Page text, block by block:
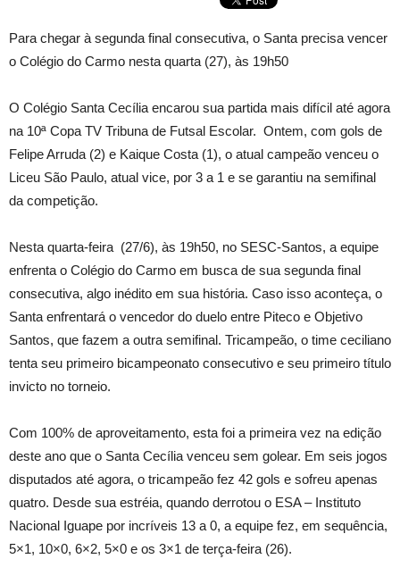
Para chegar à segunda final consecutiva, o Santa precisa vencer
o Colégio do Carmo nesta quarta (27), às 19h50
O Colégio Santa Cecília encarou sua partida mais difícil até agora
na 10ª Copa TV Tribuna de Futsal Escolar. Ontem, com gols de
Felipe Arruda (2) e Kaique Costa (1), o atual campeão venceu o
Liceu São Paulo, atual vice, por 3 a 1 e se garantiu na semifinal
da competição.
Nesta quarta-feira (27/6), às 19h50, no SESC-Santos, a equipe
enfrenta o Colégio do Carmo em busca de sua segunda final
consecutiva, algo inédito em sua história. Caso isso aconteça, o
Santa enfrentará o vencedor do duelo entre Piteco e Objetivo
Santos, que fazem a outra semifinal. Tricampeão, o time ceciliano
tenta seu primeiro bicampeonato consecutivo e seu primeiro título
invicto no torneio.
Com 100% de aproveitamento, esta foi a primeira vez na edição
deste ano que o Santa Cecília venceu sem golear. Em seis jogos
disputados até agora, o tricampeão fez 42 gols e sofreu apenas
quatro. Desde sua estréia, quando derrotou o ESA – Instituto
Nacional Iguape por incríveis 13 a 0, a equipe fez, em sequência,
5×1, 10×0, 6×2, 5×0 e os 3×1 de terça-feira (26).